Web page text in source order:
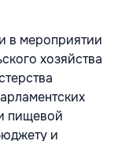
в мероприятии
хозяйства
пищевой
и